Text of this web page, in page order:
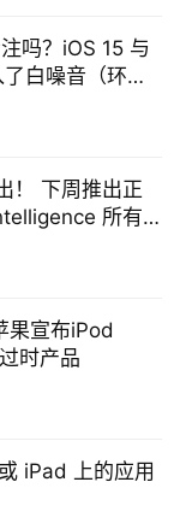
吗？iOS 15 与
白噪音（环境
！ 下周推出正
所有
果宣布iPod
时产品
iPad 上的应用